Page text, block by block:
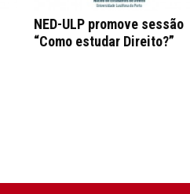
NED-ULP promove sessão
“Como estudar Direito?”